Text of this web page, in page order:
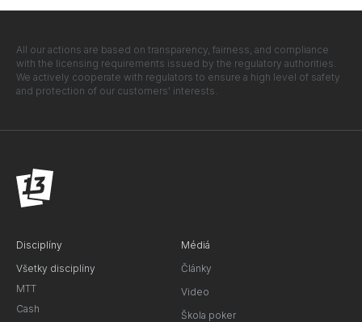
All our actions are based on transparency, fairness, and compliance
with the licensing requirements issued by the regulatory authorities.
We actively cooperate with regulators to ensure a high level of safety
and protection of our customers' interests.
Disciplíny
Všetky disciplíny
MTT
Cash
Médiá
Články
Video
Škola poker